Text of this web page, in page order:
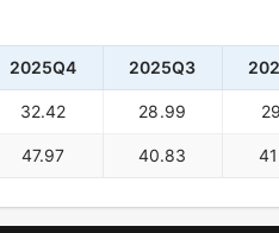
2025Q4 2025Q3
32.42 28.99
47.97 40.83